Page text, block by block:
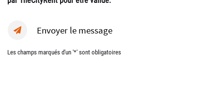
Envoyer le message
Les champs marqués d'un '*' sont obligatoires